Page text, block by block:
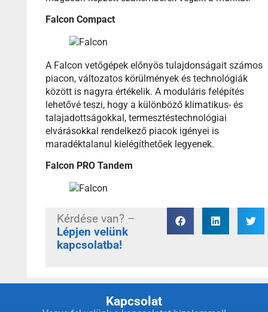
Falcon Compact
A Falcon vetőgépek előnyös tulajdonságait számos
piacon, változatos körülmények és technológiák
között is nagyra értékelik. A moduláris felépítés
lehetővé teszi, hogy a különböző klimatikus- és
talajadottságokkal, termesztéstechnológiai
elvárásokkal rendelkező piacok igényei is
maradéktalanul kielégíthetőek legyenek.
Falcon PRO Tandem
Kérdése van? –
Lépjen velünk
kapcsolatba!
Kapcsolat